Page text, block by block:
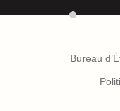
Bureau